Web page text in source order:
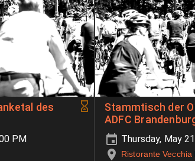
des
PM
Stammtisch der
ADFC
Thursday, May
Ristorante Vecchia